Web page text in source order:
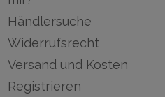
Händlersuche
Widerrufsrecht
Versand und Kosten
Registrieren